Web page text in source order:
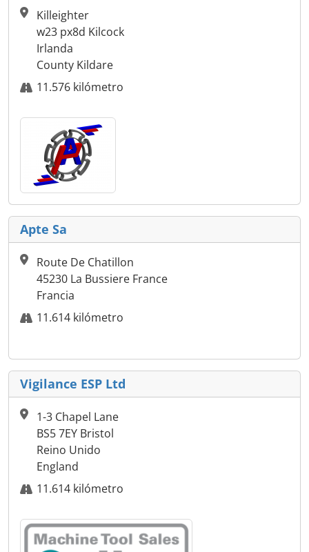
Killeighter
w23 px8d Kilcock
Irlanda
County Kildare
11.576 kilómetro
Apte Sa
Route De Chatillon
45230 La Bussiere France
Francia
11.614 kilómetro
Vigilance ESP Ltd
1-3 Chapel Lane
BS5 7EY Bristol
Reino Unido
England
11.614 kilómetro